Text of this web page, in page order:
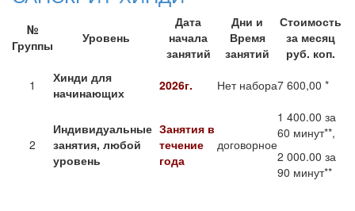
№
Группы
Уровень
Дата
начала
занятий
Дни и
Время
занятий
Стоимость
за месяц
руб. коп.
1
Хинди для
начинающих
2026г. Нет набора7 600,00 *
2
Индивидуальные
занятия, любой
уровень
Занятия в
течение
года
договорное
1 400.00 за
60 минут**,
2 000.00 за
90 минут**